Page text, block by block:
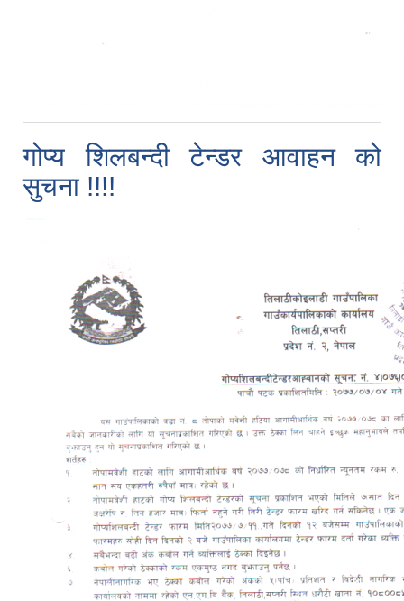
गोप्य शिलबन्दी टेन्डर आवाहन को
सुचना !!!!